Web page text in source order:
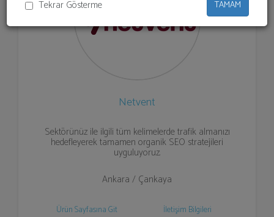
Tekrar Gösterme TAMAM
Netvent
Sektörünüz ile ilgili tüm kelimelerde trafik almanızı
hedefleyerek tamamen organik SEO stratejileri
uyguluyoruz.
Ankara / Çankaya
Ürün Sayfasına Git İletişim Bilgileri